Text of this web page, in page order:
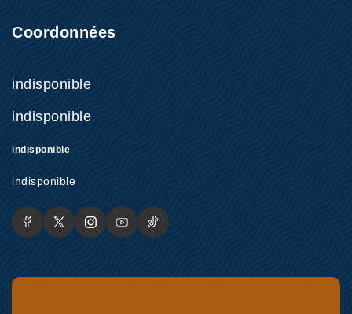
Coordonnées
indisponible
indisponible
indisponible
indisponible